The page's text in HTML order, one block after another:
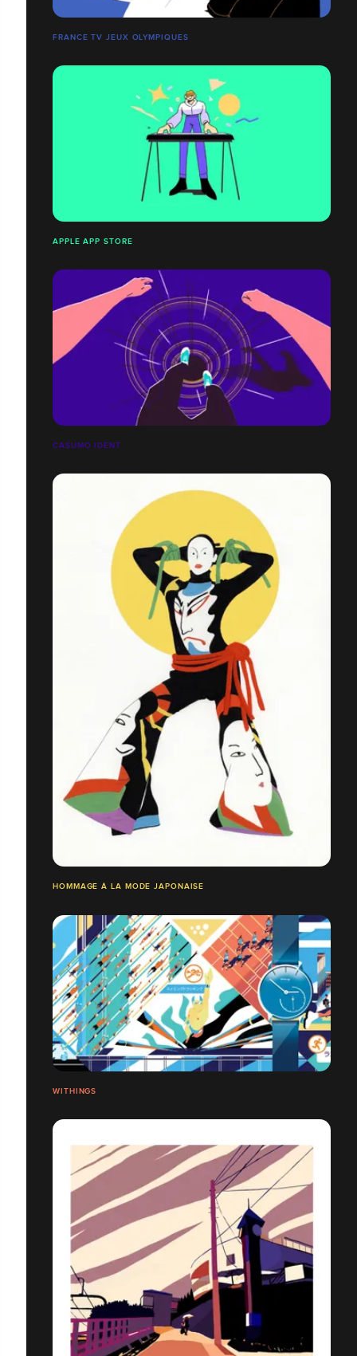
FRANCE TV JEUX OLYMPIQUES
APPLE APP STORE
CASUMO IDENT
HOMMAGE À LA MODE JAPONAISE
WITHINGS